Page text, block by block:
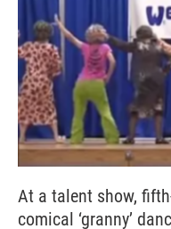
At a talent show,
comical ‘granny’